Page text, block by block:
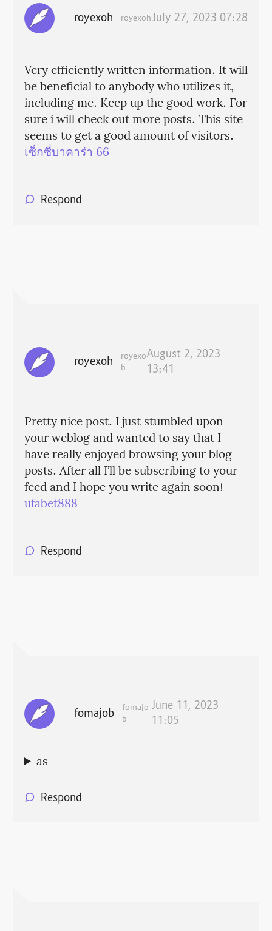
royexoh royexohJuly 27, 2023 07:28
Very efficiently written information. It will
be beneficial to anybody who utilizes it,
including me. Keep up the good work. For
sure i will check out more posts. This site
seems to get a good amount of visitors.
เซ็กซี่บาคาร่า 66
Respond
royexoh
royexo
h
August 2, 2023
13:41
Pretty nice post. I just stumbled upon
your weblog and wanted to say that I
have really enjoyed browsing your blog
posts. After all I’ll be subscribing to your
feed and I hope you write again soon!
ufabet888
Respond
fomajob
fomajo
b
June 11, 2023
11:05
as
Respond